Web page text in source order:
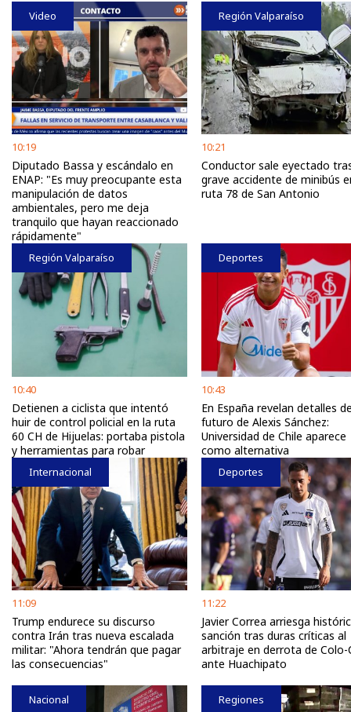
Video
10:19
Diputado Bassa y escándalo en
ENAP: "Es muy preocupante esta
manipulación de datos
ambientales, pero me deja
tranquilo que hayan reaccionado
rápidamente"
Región Valparaíso
10:21
Conductor sale eyectado
grave accidente de minibús
ruta 78 de San Antonio
Región Valparaíso
10:40
Detienen a ciclista que intentó
huir de control policial en la ruta
60 CH de Hijuelas: portaba pistola
y herramientas para robar
Deportes
10:43
En España revelan detalles
futuro de Alexis Sánchez:
Universidad de Chile aparece
como alternativa
Internacional
11:09
Trump endurece su discurso
contra Irán tras nueva escalada
militar: "Ahora tendrán que pagar
las consecuencias"
Deportes
11:22
Javier Correa arriesga
sanción tras duras críticas al
arbitraje en derrota de Colo-
ante Huachipato
Nacional Regiones